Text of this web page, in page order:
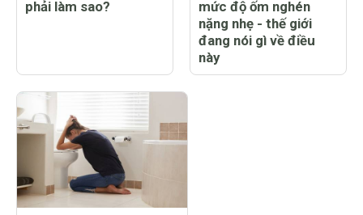
phải làm sao?
mức độ ốm nghén
nặng nhẹ - thế giới
đang nói gì về điều
này